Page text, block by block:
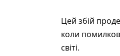
Цей збій
коли
світі.